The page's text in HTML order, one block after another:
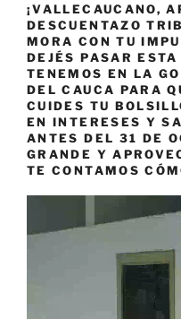
¡VALLECAUCANO,
DESCUENTAZO
MORA CON TU
DEJÉS PASAR
TENEMOS EN LA
DEL CAUCA PARA
CUIDES TU
EN INTERESES Y
ANTES DEL 31 DE
GRANDE Y
TE CONTAMOS